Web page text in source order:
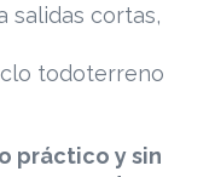
salidas cortas,
todoterreno
práctico y sin